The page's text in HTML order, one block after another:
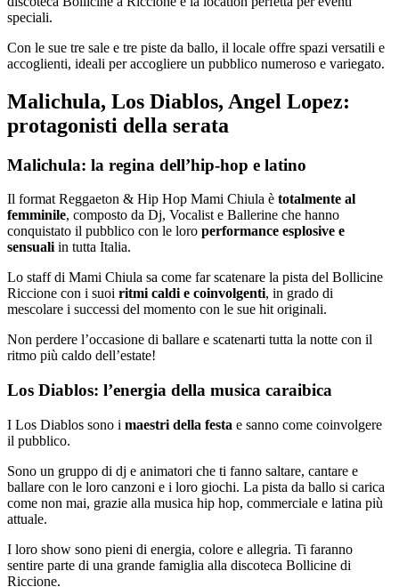
speciali.
Con le sue tre sale e tre piste da ballo, il locale offre spazi versatili e
accoglienti, ideali per accogliere un pubblico numeroso e variegato.
Malichula, Los Diablos, Angel Lopez:
protagonisti della serata
Malichula: la regina dell’hip-hop e latino
Il format Reggaeton & Hip Hop Mami Chiula è totalmente al
femminile, composto da Dj, Vocalist e Ballerine che hanno
conquistato il pubblico con le loro performance esplosive e
sensuali in tutta Italia.
Lo staff di Mami Chiula sa come far scatenare la pista del Bollicine
Riccione con i suoi ritmi caldi e coinvolgenti, in grado di
mescolare i successi del momento con le sue hit originali.
Non perdere l’occasione di ballare e scatenarti tutta la notte con il
ritmo più caldo dell’estate!
Los Diablos: l’energia della musica caraibica
I Los Diablos sono i maestri della festa e sanno come coinvolgere
il pubblico.
Sono un gruppo di dj e animatori che ti fanno saltare, cantare e
ballare con le loro canzoni e i loro giochi. La pista da ballo si carica
come non mai, grazie alla musica hip hop, commerciale e latina più
attuale.
I loro show sono pieni di energia, colore e allegria. Ti faranno
sentire parte di una grande famiglia alla discoteca Bollicine di
Riccione.